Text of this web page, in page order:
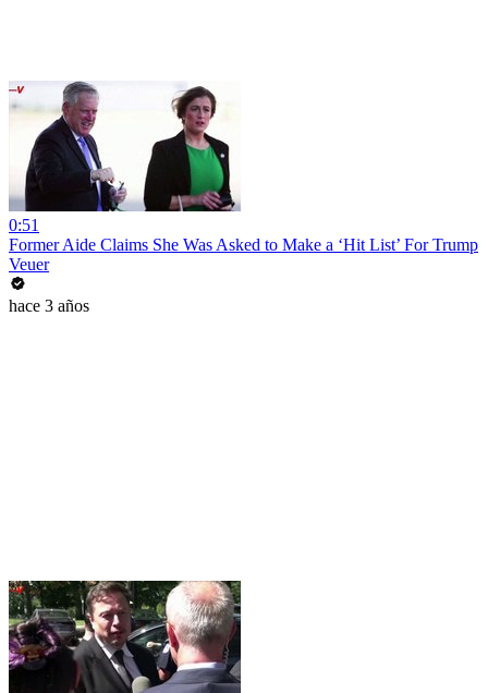
0:51
Former Aide Claims She Was Asked to Make a ‘Hit List’ For Trump
Veuer
hace 3 años